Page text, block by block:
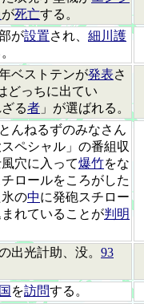
が死亡する。
が設置され、 細川護
ベストテンが発表さ
どっちに出てい
る者 」が選ばれる。
んねるずのみなさん
ペシャル」の番組収
穴に入って爆竹をな
ロールをころがした
氷の中に発砲スチロー
れていることが判明
出光計助、没。 93
を訪問する。